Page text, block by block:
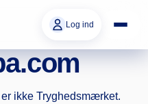
Log ind
er ikke Tryghedsmærket.